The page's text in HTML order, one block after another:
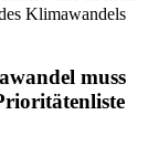
Klimawandels
muss